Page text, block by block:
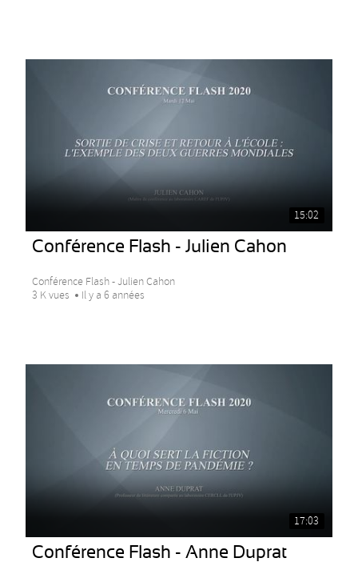
15:02
Conférence Flash - Julien Cahon
Conférence Flash - Julien Cahon
3 K vues
Il y a 6 années
17:03
Conférence Flash - Anne Duprat